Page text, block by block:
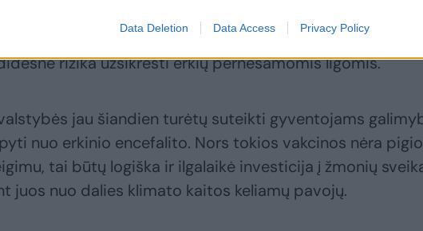
Data Deletion Data Access Privacy Policy
gamtą – taip pat ir žmonėms pavojingas erkes.
rečiau įšąla, jų gyvenimo ir aktyvumo laikotarpis
rizika užsikrėsti erkių pernešamomis ligomis.
jau šiandien turėtų suteikti gyventojams
nuo erkinio encefalito. Nors tokios vakcinos nėra
tai būtų logiška ir ilgalaikė investicija į žmonių
juos nuo dalies klimato kaitos keliamų pavojų.